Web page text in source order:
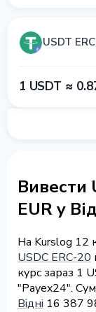
USDT
1 USDT ≈
Вивести
EUR у
На Kurslog 12
USDC ERC-20
курс зараз 1
"Payex24".
Відні 16 387